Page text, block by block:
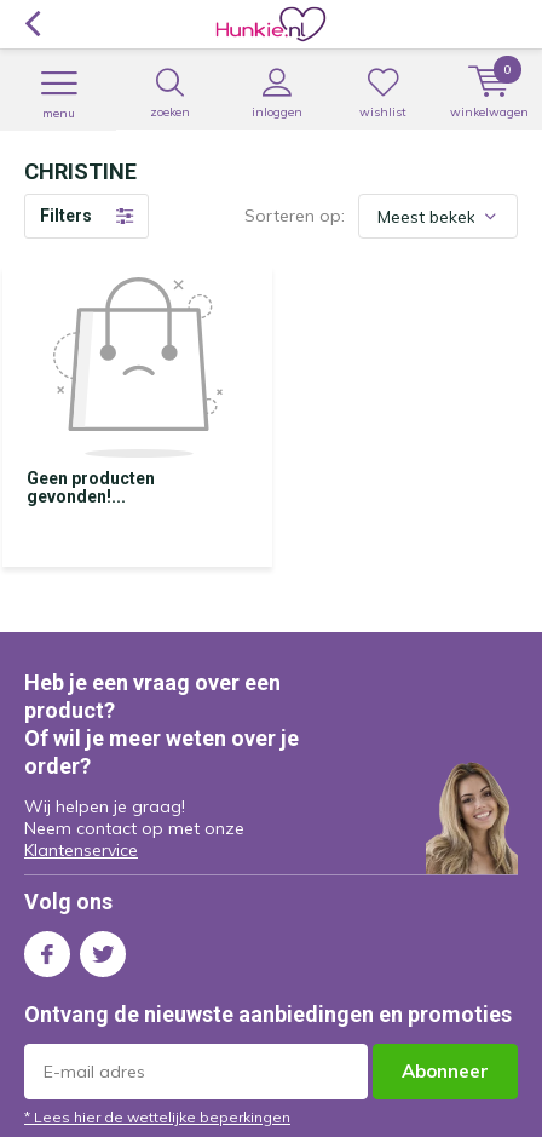
zoeken inloggen
menu wishlist winkelwagen
0
CHRISTINE
Filters Sorteren op:
Geen producten
gevonden!...
Heb je een vraag over een
product?
Of wil je meer weten over je
order?
Wij helpen je graag!
Neem contact op met onze
Klantenservice
Volg ons
Ontvang de nieuwste aanbiedingen en promoties
Abonneer
* Lees hier de wettelijke beperkingen